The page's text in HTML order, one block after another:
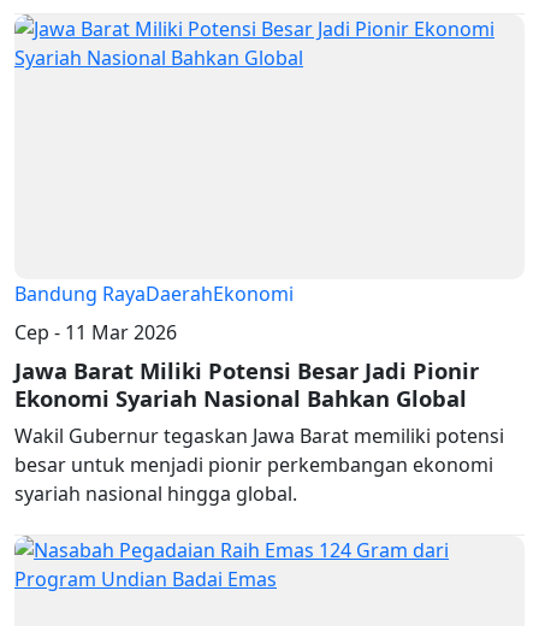
Bandung RayaDaerahEkonomi
Cep - 11 Mar 2026
Jawa Barat Miliki Potensi Besar Jadi Pionir
Ekonomi Syariah Nasional Bahkan Global
Wakil Gubernur tegaskan Jawa Barat memiliki potensi
besar untuk menjadi pionir perkembangan ekonomi
syariah nasional hingga global.